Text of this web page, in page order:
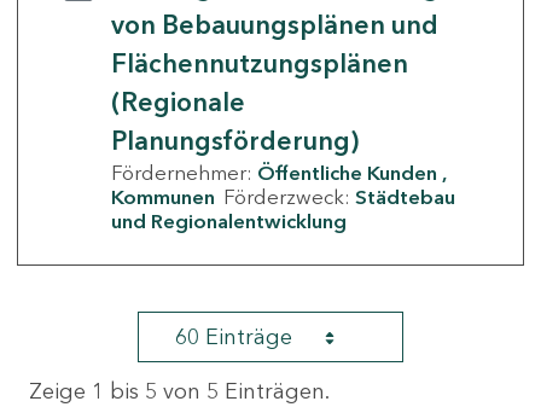
von Bebauungsplänen und
Flächennutzungsplänen
(Regionale
Planungsförderung)
Fördernehmer: Öffentliche Kunden
Kommunen Förderzweck: Städtebau
und Regionalentwicklung
60 Einträge
Zeige 1 bis 5 von 5 Einträgen.